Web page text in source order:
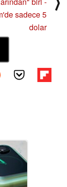
sadece 5
dolar